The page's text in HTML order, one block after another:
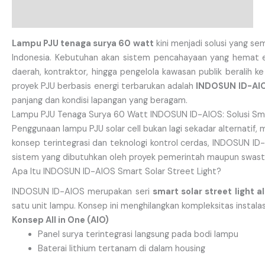
Lampu PJU tenaga surya 60 watt kini menjadi solusi yang
Indonesia. Kebutuhan akan sistem pencahayaan yang
daerah, kontraktor, hingga pengelola kawasan publik beralih
proyek PJU berbasis energi terbarukan adalah INDOSUN ID-
panjang dan kondisi lapangan yang beragam.
Lampu PJU Tenaga Surya 60 Watt INDOSUN ID-AIOS: Solusi
Penggunaan lampu PJU solar cell bukan lagi sekadar
konsep terintegrasi dan teknologi kontrol cerdas, INDOSUN
sistem yang dibutuhkan oleh proyek pemerintah maupun
Apa Itu INDOSUN ID-AIOS Smart Solar Street Light?
INDOSUN ID-AIOS merupakan seri smart solar street light
satu unit lampu. Konsep ini menghilangkan kompleksitas
Konsep All in One (AIO)
Panel surya terintegrasi langsung pada bodi lampu
Baterai lithium tertanam di dalam housing